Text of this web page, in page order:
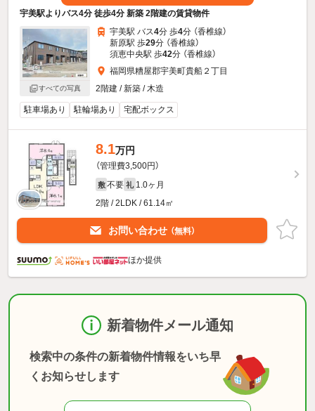
宇美駅よりバス4分 徒歩4分 新築 2階建の賃貸物件
すべての写真
宇美駅 バス4分 歩4分 （香椎線）
新原駅 歩29分 （香椎線）
須恵中央駅 歩42分 （香椎線）
福岡県糟屋郡宇美町貴船２丁目
2階建 / 新築 / 木造
駐車場あり 駐輪場あり 宅配ボックス
8.1万円
（管理費3,500円）
敷 不要 礼 1.0ヶ月
2階 / 2LDK / 61.14㎡
お問い合わせ （無料）
ほか提供
新着物件メール通知
検索中の条件の新着物件情報をいち早
くお知らせします